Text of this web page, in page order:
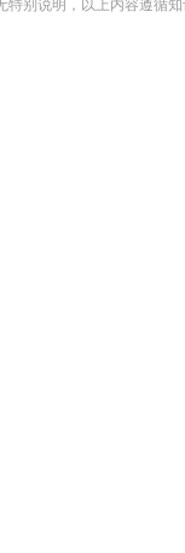
特别说明，以上内容遵循